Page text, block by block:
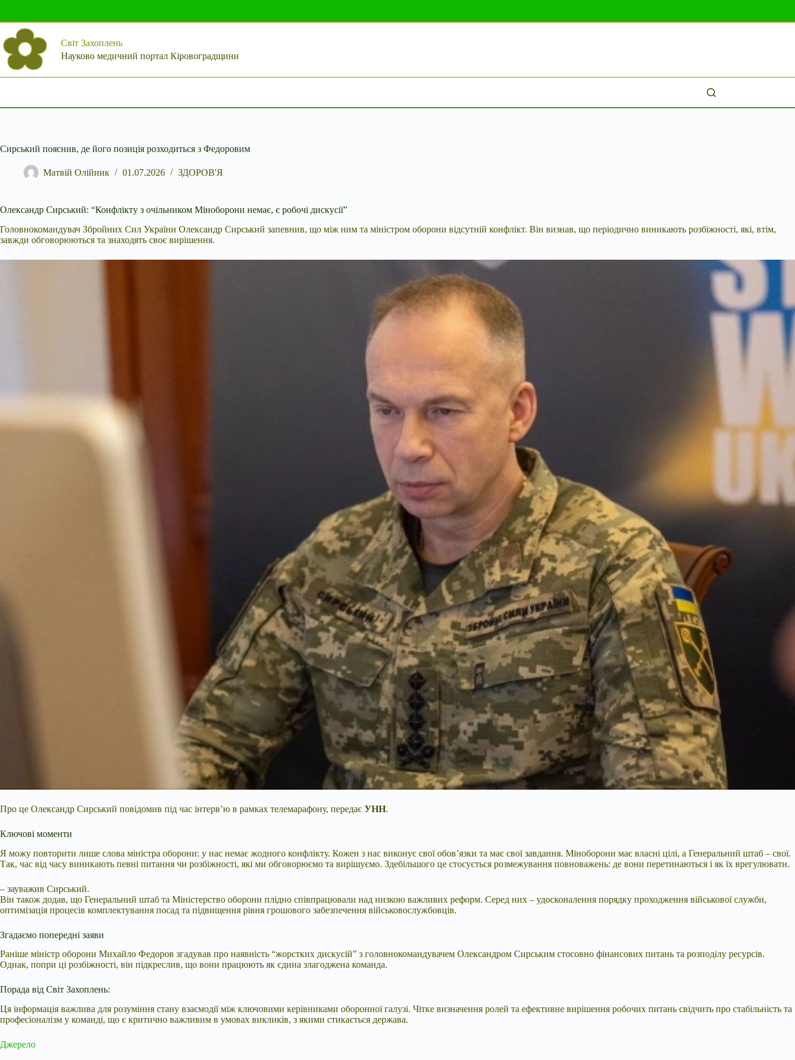
вмісту
Світ Захоплень
Науково медичний портал Кіровоградщини
Сирський пояснив, де його позиція розходиться з Федоровим
Матвій Олійник 01.07.2026 ЗДОРОВ'Я
Олександр Сирський: “Конфлікту з очільником Міноборони немає, є робочі дискусії”
Головнокомандувач Збройних Сил України Олександр Сирський запевнив, що між ним та міністром оборони відсутній конфлікт. Він визнав, що періодично виникають розбіжності, які, втім,
завжди обговорюються та знаходять своє вирішення.
Про це Олександр Сирський повідомив під час інтерв’ю в рамках телемарафону, передає УНН.
Ключові моменти
Я можу повторити лише слова міністра оборони: у нас немає жодного конфлікту. Кожен з нас виконує свої обов’язки та має свої завдання. Міноборони має власні цілі, а Генеральний штаб – свої.
Так, час від часу виникають певні питання чи розбіжності, які ми обговорюємо та вирішуємо. Здебільшого це стосується розмежування повноважень: де вони перетинаються і як їх врегулювати.
– зауважив Сирський.
Він також додав, що Генеральний штаб та Міністерство оборони плідно співпрацювали над низкою важливих реформ. Серед них – удосконалення порядку проходження військової служби,
оптимізація процесів комплектування посад та підвищення рівня грошового забезпечення військовослужбовців.
Згадаємо попередні заяви
Раніше міністр оборони Михайло Федоров згадував про наявність “жорстких дискусій” з головнокомандувачем Олександром Сирським стосовно фінансових питань та розподілу ресурсів.
Однак, попри ці розбіжності, він підкреслив, що вони працюють як єдина злагоджена команда.
Порада від Світ Захоплень:
Ця інформація важлива для розуміння стану взаємодії між ключовими керівниками оборонної галузі. Чітке визначення ролей та ефективне вирішення робочих питань свідчить про стабільність та
професіоналізм у команді, що є критично важливим в умовах викликів, з якими стикається держава.
Джерело